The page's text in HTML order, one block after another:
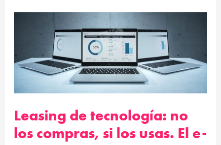
Leasing de tecnología: no
los compras, si los usas. El e-
no
compras,
los
usas.